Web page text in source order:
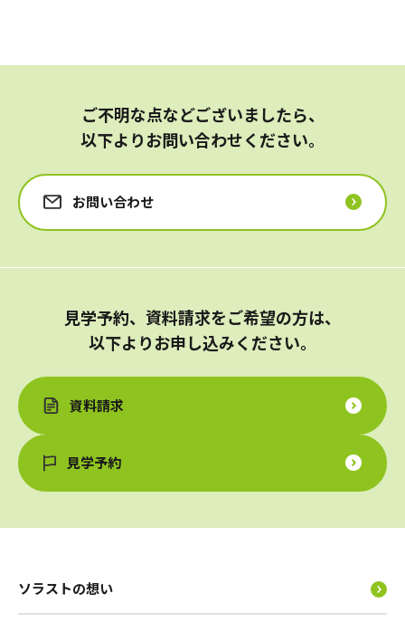
ご不明な点などございましたら、
以下よりお問い合わせください。
お問い合わせ
見学予約、資料請求をご希望の方は、
以下よりお申し込みください。
資料請求
見学予約
ソラストの想い